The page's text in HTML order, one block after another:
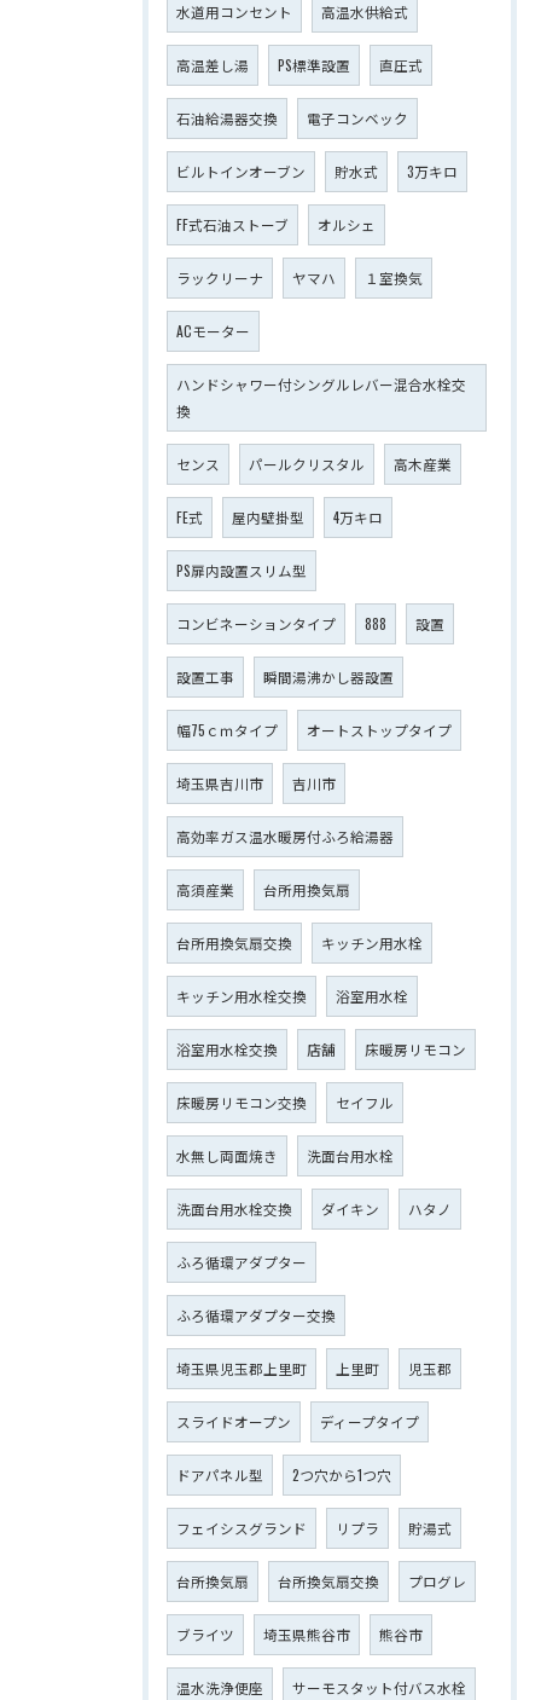
水道用コンセント 高温水供給式
高温差し湯 PS標準設置 直圧式
石油給湯器交換 電子コンベック
ビルトインオーブン 貯水式 3万キロ
FF式石油ストーブ オルシェ
ラックリーナ ヤマハ １室換気
ACモーター
ハンドシャワー付シングルレバー混合水栓交
換
センス パールクリスタル 高木産業
FE式 屋内壁掛型 4万キロ
PS扉内設置スリム型
コンビネーションタイプ 888 設置
設置工事 瞬間湯沸かし器設置
幅75ｃｍタイプ オートストップタイプ
埼玉県吉川市 吉川市
高効率ガス温水暖房付ふろ給湯器
高須産業 台所用換気扇
台所用換気扇交換 キッチン用水栓
キッチン用水栓交換 浴室用水栓
浴室用水栓交換 店舗 床暖房リモコン
床暖房リモコン交換 セイフル
水無し両面焼き 洗面台用水栓
洗面台用水栓交換 ダイキン ハタノ
ふろ循環アダプター
ふろ循環アダプター交換
埼玉県児玉郡上里町 上里町 児玉郡
スライドオープン ディープタイプ
ドアパネル型 2つ穴から1つ穴
フェイシスグランド リプラ 貯湯式
台所換気扇 台所換気扇交換 プログレ
ブライツ 埼玉県熊谷市 熊谷市
温水洗浄便座 サーモスタット付バス水栓